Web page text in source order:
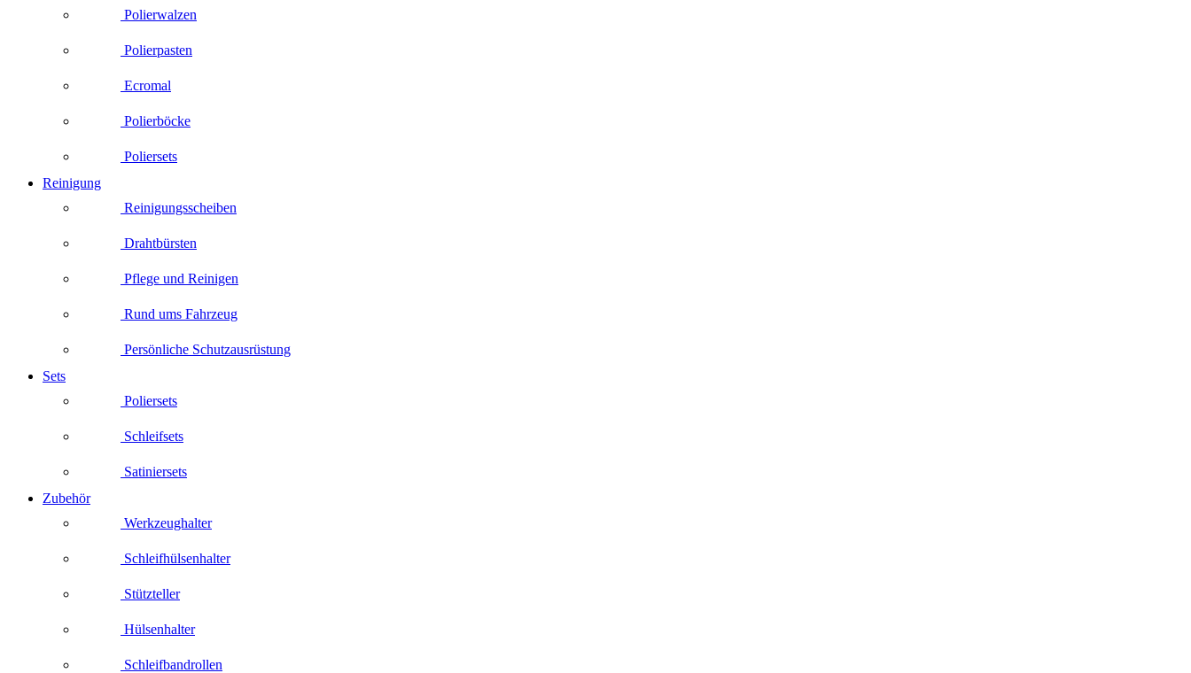
Polierwalzen
Polierpasten
Ecromal
Polierböcke
Poliersets
Reinigung
Reinigungsscheiben
Drahtbürsten
Pflege und Reinigen
Rund ums Fahrzeug
Persönliche Schutzausrüstung
Sets
Poliersets
Schleifsets
Satiniersets
Zubehör
Werkzeughalter
Schleifhülsenhalter
Stützteller
Hülsenhalter
Schleifbandrollen